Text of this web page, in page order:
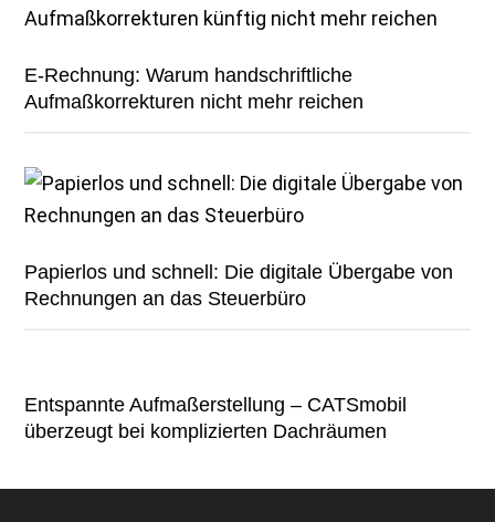
E-Rechnung: Warum handschriftliche
Aufmaßkorrekturen nicht mehr reichen
Papierlos und schnell: Die digitale Übergabe von
Rechnungen an das Steuerbüro
Entspannte Aufmaßerstellung – CATSmobil
überzeugt bei komplizierten Dachräumen